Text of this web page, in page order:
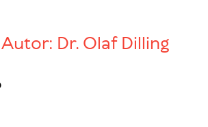
Dr. Olaf Dilling